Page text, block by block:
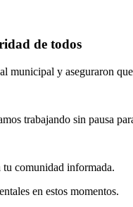
de todos
municipal y aseguraron
trabajando sin pausa
comunidad informada.
en estos momentos.